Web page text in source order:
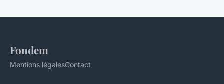
Fondem
Mentions légalesContact